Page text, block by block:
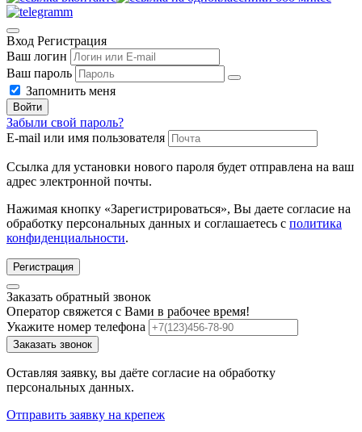
Вход Регистрация
Ваш логин
Ваш пароль
Запомнить меня
Войти
Забыли свой пароль?
E-mail или имя пользователя
Ссылка для установки нового пароля будет отправлена ​​на ваш
адрес электронной почты.
Нажимая кнопку «Зарегистрироваться», Вы даете согласие на
обработку персональных данных и соглашаетесь с политика
конфиденциальности.
Регистрация
Заказать обратный звонок
Оператор свяжется с Вами в рабочее время!
Укажите номер телефона
Заказать звонок
Оставляя заявку, вы даёте согласие на обработку
персональных данных.
Отправить заявку на крепеж